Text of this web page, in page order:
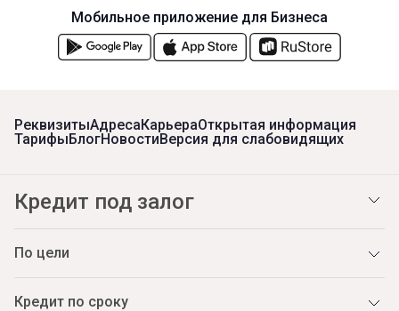
РеквизитыАдресаКарьераОткрытая информация
ТарифыБлогНовостиВерсия для слабовидящих
Кредит под залог
По цели
Кредит по сроку
Мобильное приложение для Бизнеса